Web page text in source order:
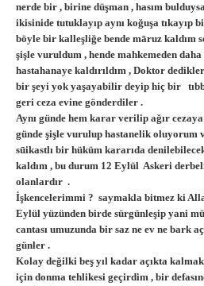
nerde bir , birine düşman , hasım
ikisinide tutuklayıp aynı koğuşa tıkayıp
böyle bir kalleşliğe bende māruz kaldım
şişle vuruldum , hende mahkemeden
hastahanaye kaldırıldım , Doktor
bir şeyi yok yaşayabilir deyip hiç bir
geri ceza evine gönderdiler .
Aynı günde hem karar verilip ağır
günde şişle vurulup hastanelik oluyorum
sūikastlı bir hüküm kararıda
kaldım , bu durum 12 Eylül Askeri
olanlardır .
İşkencelerimmi ? saymakla bitmez ki
Eylül yüzünden birde sürgünleşip yani
cantası umuzunda bir saz ne ev ne bark
günler .
Kolay değilki beş yıl kadar açıkta kalmak
için donma tehlikesi geçirdim , bir